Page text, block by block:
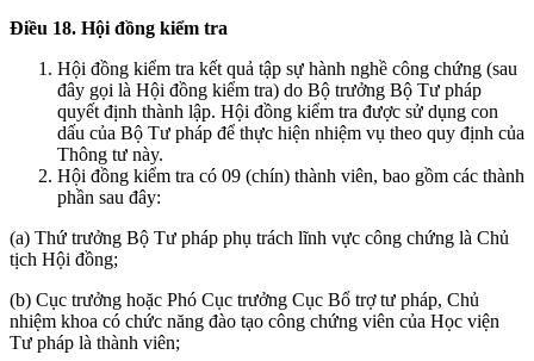
Điều 18. Hội đồng kiểm tra
Hội đồng kiểm tra kết quả tập sự hành nghề công chứng (sau
đây gọi là Hội đồng kiểm tra) do Bộ trưởng Bộ Tư pháp
quyết định thành lập. Hội đồng kiểm tra được sử dụng con
dấu của Bộ Tư pháp để thực hiện nhiệm vụ theo quy định của
Thông tư này.
Hội đồng kiểm tra có 09 (chín) thành viên, bao gồm các thành
phần sau đây:
(a) Thứ trưởng Bộ Tư pháp phụ trách lĩnh vực công chứng là Chủ
tịch Hội đồng;
(b) Cục trưởng hoặc Phó Cục trưởng Cục Bổ trợ tư pháp, Chủ
nhiệm khoa có chức năng đào tạo công chứng viên của Học viện
Tư pháp là thành viên;